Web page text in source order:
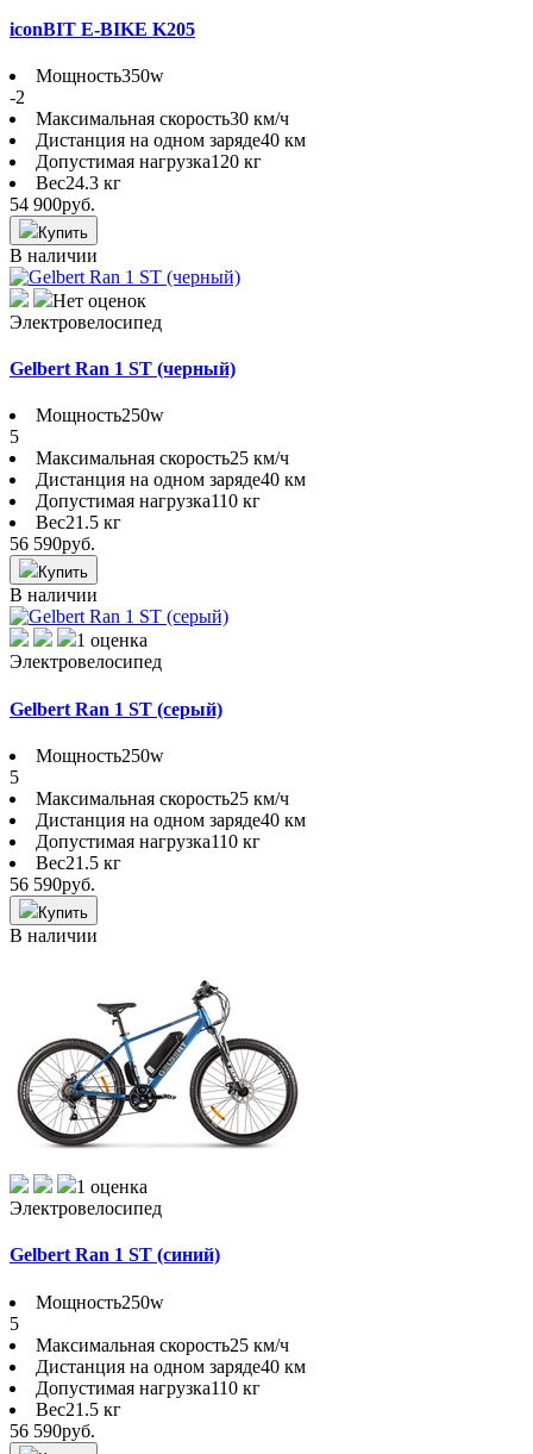
iconBIT E-BIKE K205
Мощность350w
-2
Максимальная скорость30 км/ч
Дистанция на одном заряде40 км
Допустимая нагрузка120 кг
Вес24.3 кг
54 900руб.
Купить
В наличии
Нет оценок
Электровелосипед
Gelbert Ran 1 ST (черный)
Мощность250w
5
Максимальная скорость25 км/ч
Дистанция на одном заряде40 км
Допустимая нагрузка110 кг
Вес21.5 кг
56 590руб.
Купить
В наличии
1 оценка
Электровелосипед
Gelbert Ran 1 ST (серый)
Мощность250w
5
Максимальная скорость25 км/ч
Дистанция на одном заряде40 км
Допустимая нагрузка110 кг
Вес21.5 кг
56 590руб.
Купить
В наличии
1 оценка
Электровелосипед
Gelbert Ran 1 ST (синий)
Мощность250w
5
Максимальная скорость25 км/ч
Дистанция на одном заряде40 км
Допустимая нагрузка110 кг
Вес21.5 кг
56 590руб.